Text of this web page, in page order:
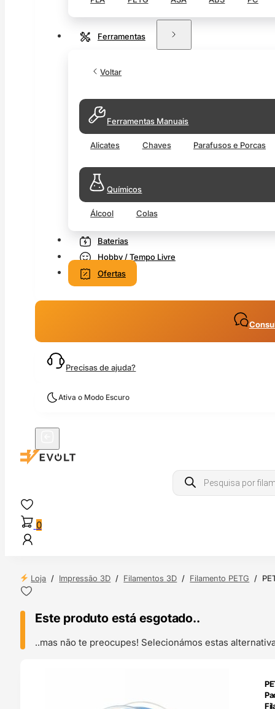
Ferramentas
Voltar
Ferramentas Manuais
Alicates Chaves Parafusos e Porcas
Químicos
Álcool Colas
Baterias
Hobby / Tempo Livre
Ofertas
Precisas de ajuda?
Ativa o Modo Escuro
Products
search
0
Loja / Impressão 3D / Filamentos 3D / Filamento PETG /
Este produto está esgotado..
..mas não te preocupes! Selecionámos estas